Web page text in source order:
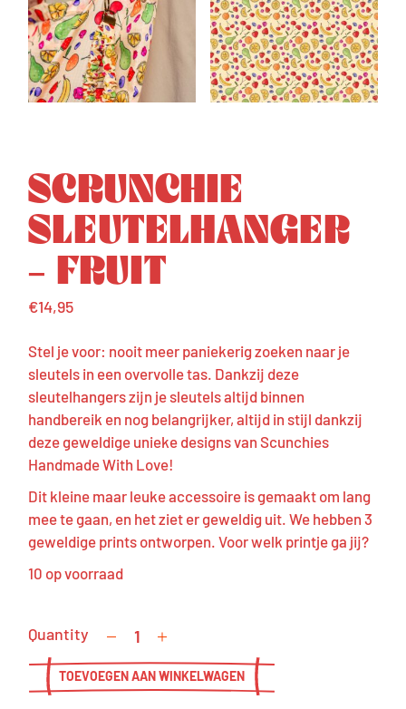
SCRUNCHIE
SLEUTELHANGER
– FRUIT
€14,95
Stel je voor: nooit meer paniekerig zoeken naar je
sleutels in een overvolle tas. Dankzij deze
sleutelhangers zijn je sleutels altijd binnen
handbereik en nog belangrijker, altijd in stijl dankzij
deze geweldige unieke designs van Scunchies
Handmade With Love!
Dit kleine maar leuke accessoire is gemaakt om lang
mee te gaan, en het ziet er geweldig uit. We hebben 3
geweldige prints ontworpen. Voor welk printje ga jij?
10 op voorraad
Quantity
TOEVOEGEN AAN WINKELWAGEN